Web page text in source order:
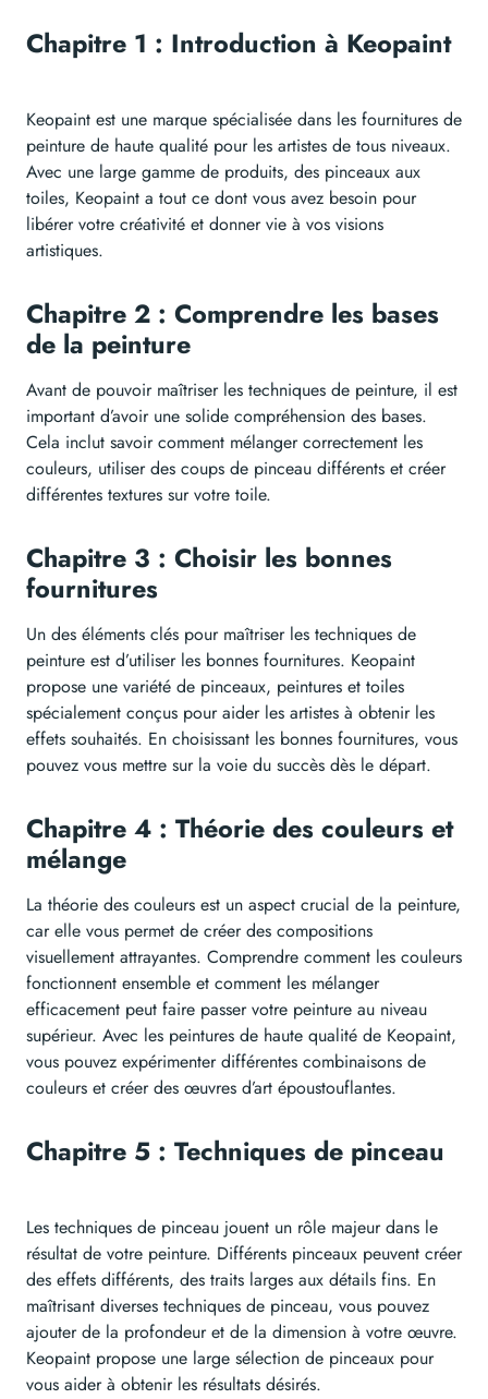
Chapitre 1 : Introduction à Keopaint
Keopaint est une marque spécialisée dans les fournitures de
peinture de haute qualité pour les artistes de tous niveaux.
Avec une large gamme de produits, des pinceaux aux
toiles, Keopaint a tout ce dont vous avez besoin pour
libérer votre créativité et donner vie à vos visions
artistiques.
Chapitre 2 : Comprendre les bases
de la peinture
Avant de pouvoir maîtriser les techniques de peinture, il est
important d’avoir une solide compréhension des bases.
Cela inclut savoir comment mélanger correctement les
couleurs, utiliser des coups de pinceau différents et créer
différentes textures sur votre toile.
Chapitre 3 : Choisir les bonnes
fournitures
Un des éléments clés pour maîtriser les techniques de
peinture est d’utiliser les bonnes fournitures. Keopaint
propose une variété de pinceaux, peintures et toiles
spécialement conçus pour aider les artistes à obtenir les
effets souhaités. En choisissant les bonnes fournitures, vous
pouvez vous mettre sur la voie du succès dès le départ.
Chapitre 4 : Théorie des couleurs et
mélange
La théorie des couleurs est un aspect crucial de la peinture,
car elle vous permet de créer des compositions
visuellement attrayantes. Comprendre comment les couleurs
fonctionnent ensemble et comment les mélanger
efficacement peut faire passer votre peinture au niveau
supérieur. Avec les peintures de haute qualité de Keopaint,
vous pouvez expérimenter différentes combinaisons de
couleurs et créer des œuvres d’art époustouflantes.
Chapitre 5 : Techniques de pinceau
Les techniques de pinceau jouent un rôle majeur dans le
résultat de votre peinture. Différents pinceaux peuvent créer
des effets différents, des traits larges aux détails fins. En
maîtrisant diverses techniques de pinceau, vous pouvez
ajouter de la profondeur et de la dimension à votre œuvre.
Keopaint propose une large sélection de pinceaux pour
vous aider à obtenir les résultats désirés.